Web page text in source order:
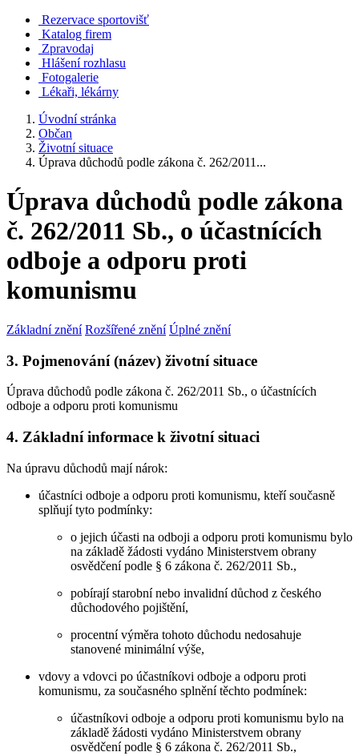
Rezervace sportovišť
Katalog firem
Zpravodaj
Hlášení rozhlasu
Fotogalerie
Lékaři, lékárny
Úvodní stránka
Občan
Životní situace
Úprava důchodů podle zákona č. 262/2011...
Úprava důchodů podle zákona
č. 262/2011 Sb., o účastnících
odboje a odporu proti
komunismu
Základní znění Rozšířené znění Úplné znění
3. Pojmenování (název) životní situace
Úprava důchodů podle zákona č. 262/2011 Sb., o účastnících
odboje a odporu proti komunismu
4. Základní informace k životní situaci
Na úpravu důchodů mají nárok:
účastníci odboje a odporu proti komunismu, kteří současně
splňují tyto podmínky:
o jejich účasti na odboji a odporu proti komunismu bylo
na základě žádosti vydáno Ministerstvem obrany
osvědčení podle § 6 zákona č. 262/2011 Sb.,
pobírají starobní nebo invalidní důchod z českého
důchodového pojištění,
procentní výměra tohoto důchodu nedosahuje
stanovené minimální výše,
vdovy a vdovci po účastníkovi odboje a odporu proti
komunismu, za současného splnění těchto podmínek:
účastníkovi odboje a odporu proti komunismu bylo na
základě žádosti vydáno Ministerstvem obrany
osvědčení podle § 6 zákona č. 262/2011 Sb.,